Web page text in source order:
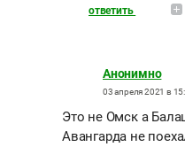
ответить
Анонимно
03 апреля 2021 в
Это не Омск а
Авангарда не